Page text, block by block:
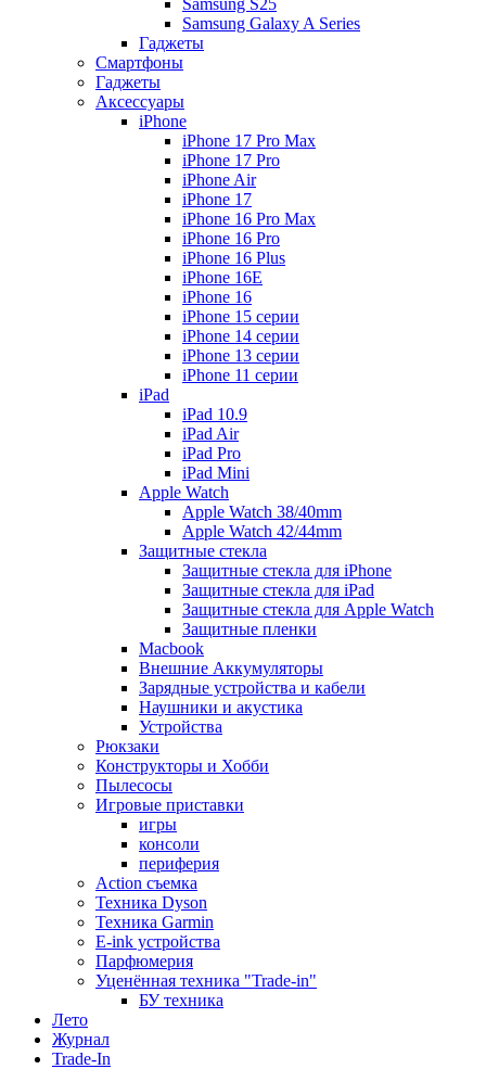
Samsung S25
Samsung Galaxy A Series
Гаджеты
Смартфоны
Гаджеты
Аксессуары
iPhone
iPhone 17 Pro Max
iPhone 17 Pro
iPhone Air
iPhone 17
iPhone 16 Pro Max
iPhone 16 Pro
iPhone 16 Plus
iPhone 16E
iPhone 16
iPhone 15 серии
iPhone 14 серии
iPhone 13 серии
iPhone 11 серии
iPad
iPad 10.9
iPad Air
iPad Pro
iPad Mini
Apple Watch
Apple Watch 38/40mm
Apple Watch 42/44mm
Защитные стекла
Защитные стекла для iPhone
Защитные стекла для iPad
Защитные стекла для Apple Watch
Защитные пленки
Macbook
Внешние Аккумуляторы
Зарядные устройства и кабели
Наушники и акустика
Устройства
Рюкзаки
Конструкторы и Хобби
Пылесосы
Игровые приставки
игры
консоли
периферия
Action съемка
Техника Dyson
Техника Garmin
E-ink устройства
Парфюмерия
Уценённая техника "Trade-in"
БУ техника
Лето
Журнал
Trade-In